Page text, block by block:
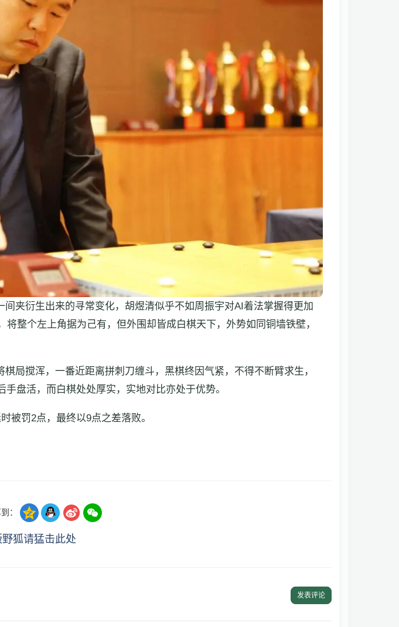
夹衍生出来的寻常变化，胡煜清似乎不如周振宇对AI着法掌握得更加
整个左上角据为己有，但外围却皆成白棋天下，外势如同铜墙铁壁，
局搅浑，一番近距离拼刺刀缠斗，黑棋终因气紧，不得不断臂求生，
盘活，而白棋处处厚实，实地对比亦处于优势。
被罚2点，最终以9点之差落败。
：
野狐请猛击此处
发表评论